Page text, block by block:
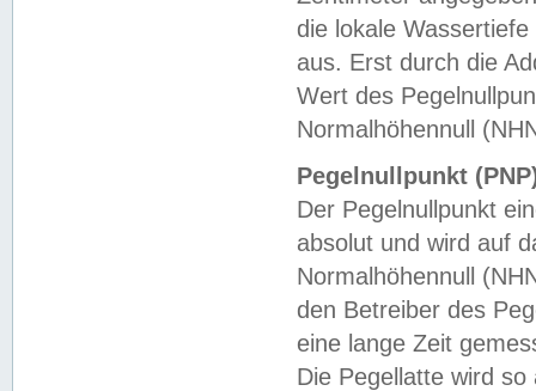
die lokale
aus. Erst durch die
Wert des
Normalhöhennull
Pegelnullpunkt
Der Pegelnullpunkt
absolut und wird auf
Normalhöhennull
den Betreiber des
eine lange Zeit
Die Pegellatte wird